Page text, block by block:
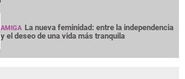
AMIGA La nueva feminidad: entre la independencia
y el deseo de una vida más tranquila